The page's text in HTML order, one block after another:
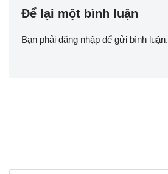
Để lại một bình luận
Bạn phải đăng nhập để gửi bình luận.